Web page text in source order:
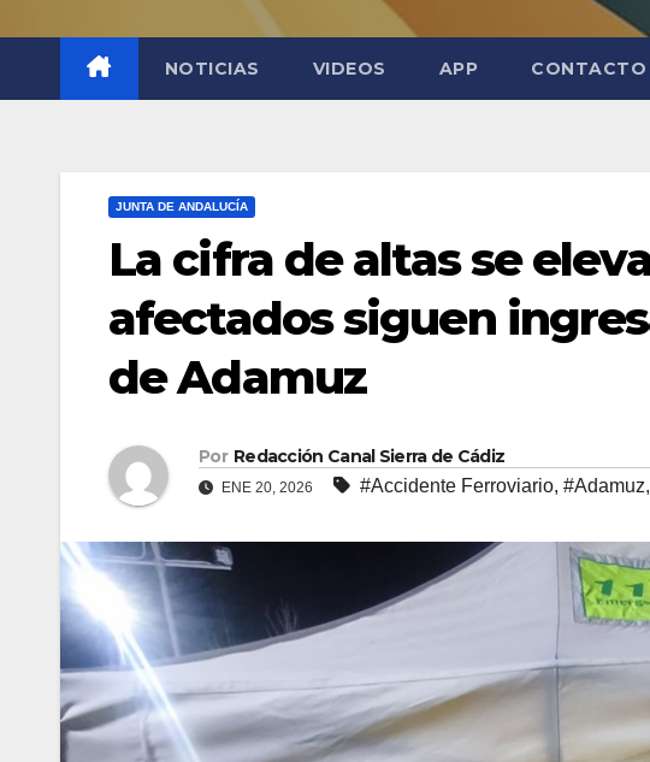
NOTICIAS VIDEOS APP CONTACTO
JUNTA DE ANDALUCÍA
La cifra de altas se
afectados siguen
de Adamuz
Por Redacción Canal Sierra de Cádiz
ENE 20, 2026 #Accidente Ferroviario, #Adamuz,